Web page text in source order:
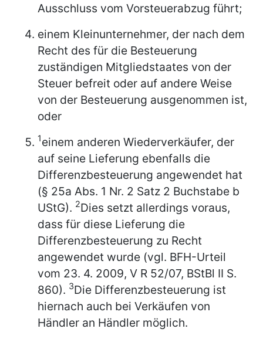
Ausschluss vom Vorsteuerabzug führt;
einem Kleinunternehmer, der nach dem
Recht des für die Besteuerung
zuständigen Mitgliedstaates von der
Steuer befreit oder auf andere Weise
von der Besteuerung ausgenommen ist,
oder
1einem anderen Wiederverkäufer, der
auf seine Lieferung ebenfalls die
Differenzbesteuerung angewendet hat
(§ 25a Abs. 1 Nr. 2 Satz 2 Buchstabe b
UStG). 2Dies setzt allerdings voraus,
dass für diese Lieferung die
Differenzbesteuerung zu Recht
angewendet wurde (vgl. BFH-Urteil
vom 23. 4. 2009, V R 52/07, BStBl II S.
860). 3Die Differenzbesteuerung ist
hiernach auch bei Verkäufen von
Händler an Händler möglich.